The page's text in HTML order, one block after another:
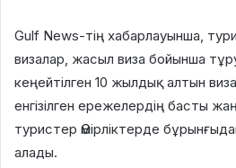
Gulf News-тің хабарлауынша,
визалар, жасыл виза бойынша
кеңейтілген 10 жылдық алтын
енгізілген ережелердің басты
туристер Әмірліктерде
алады.